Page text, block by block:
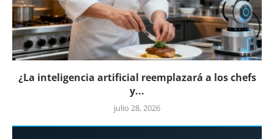
¿La inteligencia artificial reemplazará a los chefs
y...
julio 28, 2026